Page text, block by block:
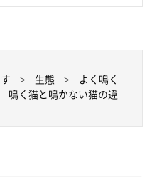
生態
よく鳴く
く猫と鳴かない猫の違